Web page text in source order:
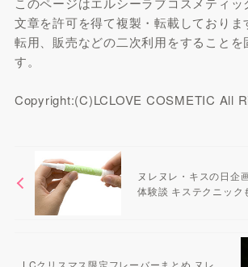
文章を許可を得て複製・転載しておりま
転用、販売などの二次利用をすることを
す。
Copyright:(C)LCLOVE COSMETIC All
ヌレヌレ・キスの日企
体験談 キステクニック
LCクリスマス限定フレーバーまとめ ヌレ